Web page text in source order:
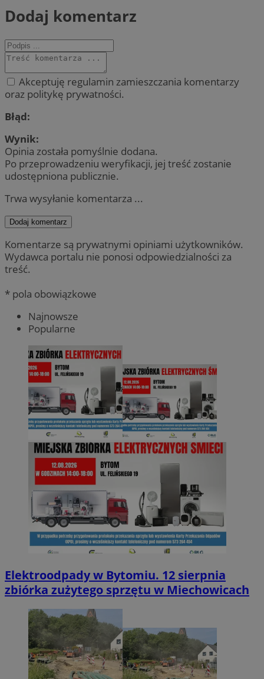
Dodaj komentarz
Akceptuję regulamin zamieszczania komentarzy
oraz politykę prywatności.
Błąd:
Wynik:
Opinia została pomyślnie dodana.
Po przeprowadzeniu weryfikacji, jej treść zostanie
udostępniona publicznie.
Trwa wysyłanie komentarza ...
Dodaj komentarz
Komentarze są prywatnymi opiniami użytkowników.
Wydawca portalu nie ponosi odpowiedzialności za
treść.
* pola obowiązkowe
Najnowsze
Popularne
Elektroodpady w Bytomiu. 12 sierpnia
zbiórka zużytego sprzętu w Miechowicach